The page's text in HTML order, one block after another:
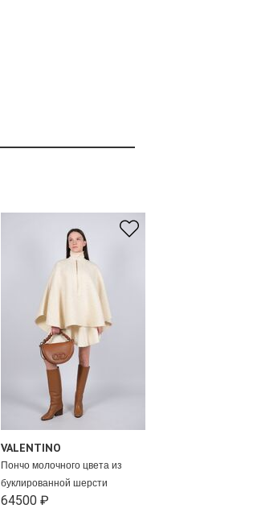
VALENTINO
Пончо молочного цвета из
буклированной шерсти
64500 ₽